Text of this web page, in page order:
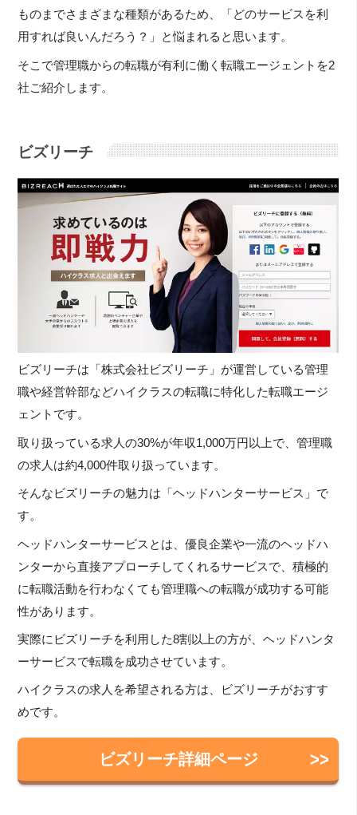
ものまでさまざまな種類があるため、「どのサービスを利
用すれば良いんだろう？」と悩まれると思います。
そこで管理職からの転職が有利に働く転職エージェントを2
社ご紹介します。
ビズリーチ
ビズリーチは「株式会社ビズリーチ」が運営している管理
職や経営幹部などハイクラスの転職に特化した転職エージ
ェントです。
取り扱っている求人の30%が年収1,000万円以上で、管理職
の求人は約4,000件取り扱っています。
そんなビズリーチの魅力は「ヘッドハンターサービス」で
す。
ヘッドハンターサービスとは、優良企業や一流のヘッドハ
ンターから直接アプローチしてくれるサービスで、積極的
に転職活動を行わなくても管理職への転職が成功する可能
性があります。
実際にビズリーチを利用した8割以上の方が、ヘッドハンタ
ーサービスで転職を成功させています。
ハイクラスの求人を希望される方は、ビズリーチがおすす
めです。
ビズリーチ詳細ページ